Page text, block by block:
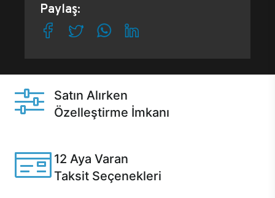
Paylaş:
Satın Alırken
Özelleştirme İmkanı
12 Aya Varan
Taksit Seçenekleri